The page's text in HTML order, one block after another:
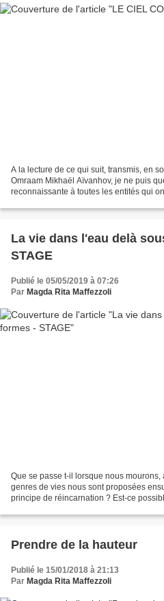
A la lecture de ce qui suit, transmis, en
Omraam Mikhaël Aïvanhov, je ne puis
reconnaissante à toutes les entités qui
La vie dans l'eau delà
STAGE
Publié le 05/05/2019 à 07:26
Par Magda Rita Maffezzoli
Que se passe t-il lorsque nous
genres de vies nous sont proposées
principe de réincarnation ? Est-ce
Prendre de la hauteur
Publié le 15/01/2018 à 21:13
Par Magda Rita Maffezzoli